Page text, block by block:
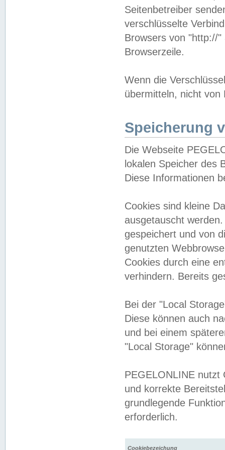
Seitenbetreiber
verschlüsselte
Browsers von "http://
Browserzeile.
Wenn die
übermitteln, nicht von
Speicherung
Die Webseite
lokalen Speicher des
Diese Informationen
Cookies sind kleine
ausgetauscht
gespeichert und von
genutzten
Cookies durch eine
verhindern. Bereits
Bei der "Local
Diese können auch
und bei einem
"Local Storage"
PEGELONLINE nutzt
und korrekte
grundlegende
erforderlich.
Cookiebezeichung